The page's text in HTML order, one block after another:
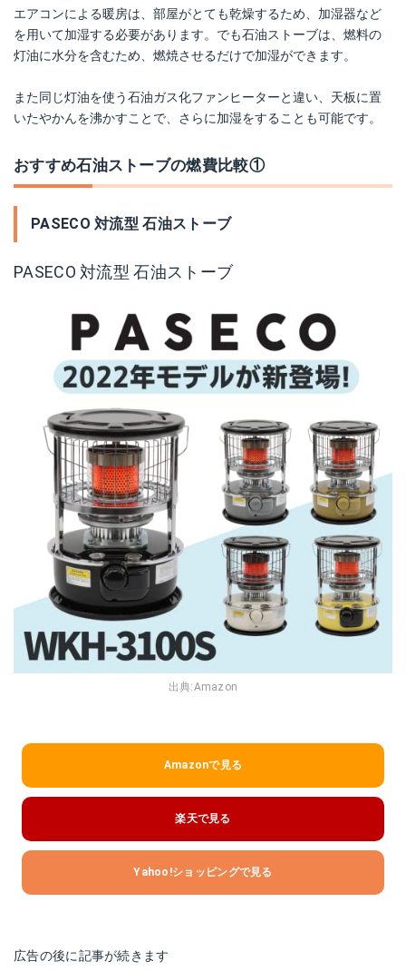
エアコンによる暖房は、部屋がとても乾燥するため、加湿器など
を用いて加湿する必要があります。でも石油ストーブは、燃料の
灯油に水分を含むため、燃焼させるだけで加湿ができます。
また同じ灯油を使う石油ガス化ファンヒーターと違い、天板に置
いたやかんを沸かすことで、さらに加湿をすることも可能です。
おすすめ石油ストーブの燃費比較①
PASECO 対流型 石油ストーブ
PASECO 対流型 石油ストーブ
出典:Amazon
Amazonで見る
楽天で見る
Yahoo!ショッピングで見る
広告の後に記事が続きます